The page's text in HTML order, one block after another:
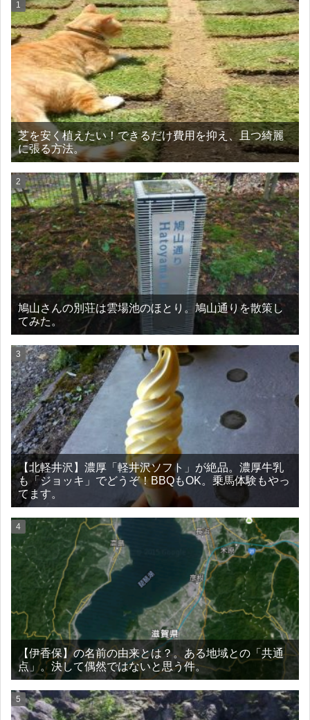
芝を安く植えたい！できるだけ費用を抑え、且つ綺麗
に張る方法。
鳩山さんの別荘は雲場池のほとり。鳩山通りを散策し
てみた。
【北軽井沢】濃厚「軽井沢ソフト」が絶品。濃厚牛乳
も「ジョッキ」でどうぞ！BBQもOK。乗馬体験もやっ
てます。
【伊香保】の名前の由来とは？。ある地域との「共通
点」。決して偶然ではないと思う件。